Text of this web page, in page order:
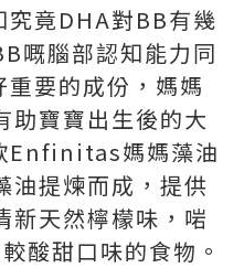
究竟DHA對BB有幾
嘅腦部認知能力同
要的成份，媽媽
助寶寶出生後的大
Enfinitas媽媽藻油
油提煉而成，提供
新天然檸檬味，啱
酸甜口味的食物。